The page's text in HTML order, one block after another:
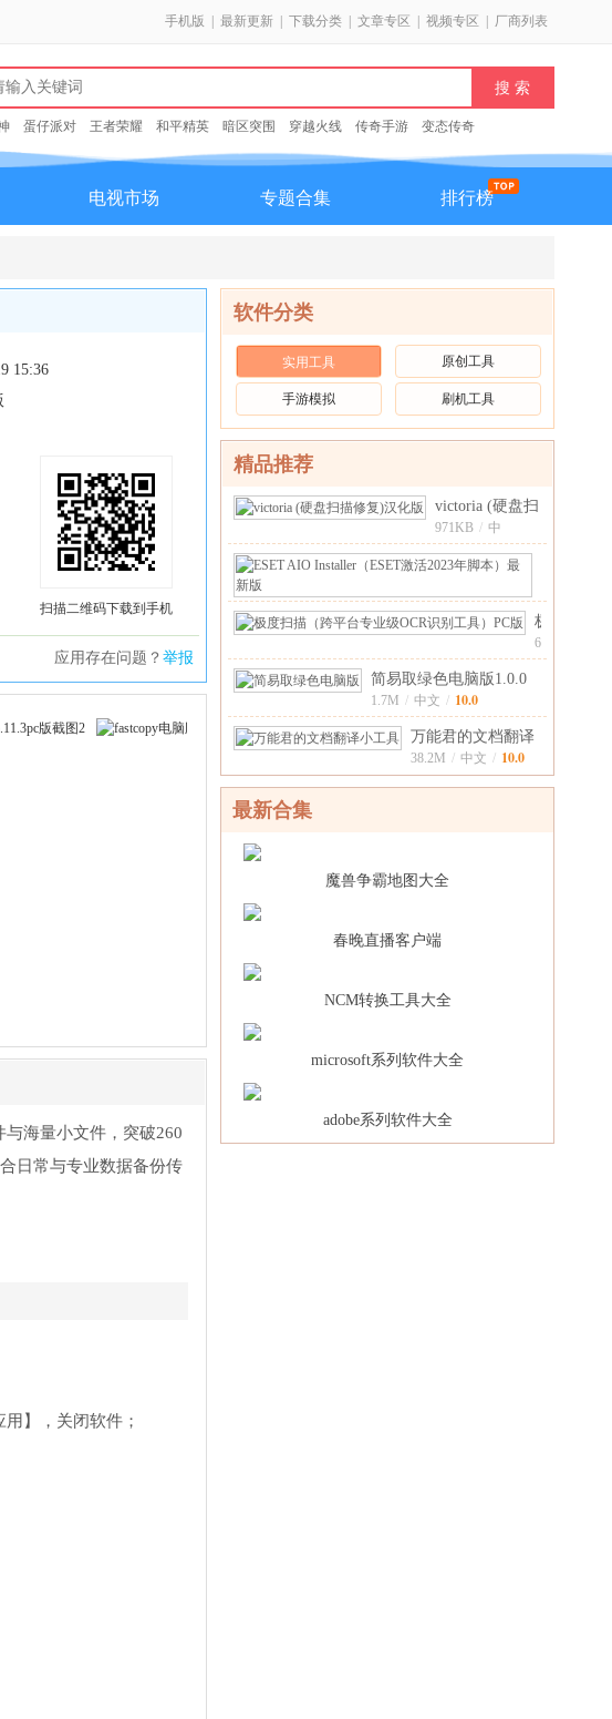
手机版 最新更新 下载分类 文章专区 视频专区 厂商列表
蛋仔派对 王者荣耀 和平精英 暗区突围 穿越火线 传奇手游 变态传奇
电视市场 专题合集 排行榜
15:36
应用存在问题？ 举报
扫描二维码下载到手机
海量小文件，突破260
日常与专业数据备份传
】，关闭软件；
软件分类
实用工具 原创工具
手游模拟 刷机工具
精品推荐
victoria (硬盘扫
描修复)汉化版
971KB / 中
文 / 6.6
中
极
度
专
67.1M
中
简易取绿色电脑版1.0.0
1.7M / 中文 / 10.0
万能君的文档翻译
小工具0.1最新
38.2M / 中文 / 10.0
最新合集
魔兽争霸地图大全
春晚直播客户端
NCM转换工具大全
microsoft系列软件大全
adobe系列软件大全